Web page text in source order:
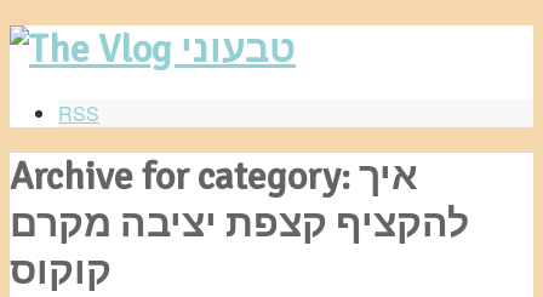
RSS
Archive for category: איך
להקציף קצפת יציבה מקרם
קוקוס